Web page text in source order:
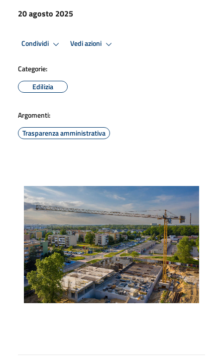
20 agosto 2025
Condividi Vedi azioni
Categorie:
Edilizia
Argomenti:
Trasparenza amministrativa